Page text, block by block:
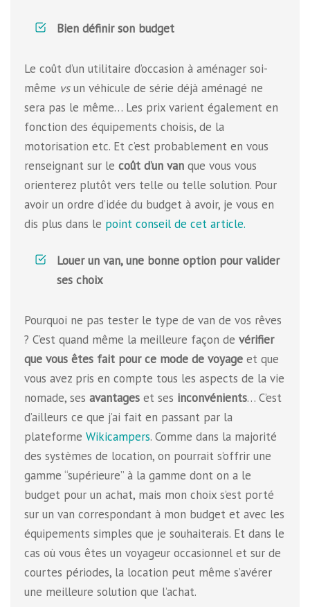
Bien définir son budget
Le coût d’un utilitaire d’occasion à aménager soi-
même vsun véhicule de série déjà aménagé ne
sera pas le même… Les prix varient également en
fonction des équipements choisis, de la
motorisation etc. Et c’est probablement en vous
renseignant sur le coût d’un van que vous vous
orienterez plutôt vers telle ou telle solution. Pour
avoir un ordre d’idée du budget à avoir, je vous en
dis plus dans le point conseil de cet article.
Louer un van, une bonne option pour valider
ses choix
Pourquoi ne pas tester le type de van de vos rêves
? C’est quand même la meilleure façon de vérifier
que vous êtes fait pour ce mode de voyage et que
vous avez pris en compte tous les aspects de la vie
nomade, ses avantages et ses inconvénients… C’est
d’ailleurs ce que j’ai fait en passant par la
plateforme Wikicampers. Comme dans la majorité
des systèmes de location, on pourrait s’offrir une
gamme “supérieure” à la gamme dont on a le
budget pour un achat, mais mon choix s’est porté
sur un van correspondant à mon budget et avec les
équipements simples que je souhaiterais. Et dans le
cas où vous êtes un voyageur occasionnel et sur de
courtes périodes, la location peut même s’avérer
une meilleure solution que l’achat.